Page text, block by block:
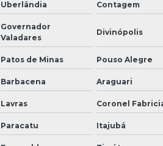
Uberlândia Contagem
Governador
Valadares
Divinópolis
Patos de Minas Pouso Alegre
Barbacena Araguari
Lavras Coronel
Paracatu Itajubá